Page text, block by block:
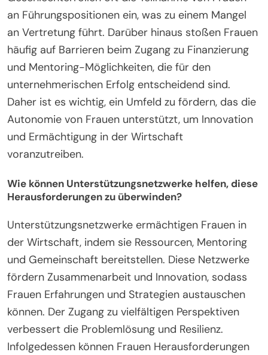
an Führungspositionen ein, was zu einem Mangel
an Vertretung führt. Darüber hinaus stoßen Frauen
häufig auf Barrieren beim Zugang zu Finanzierung
und Mentoring-Möglichkeiten, die für den
unternehmerischen Erfolg entscheidend sind.
Daher ist es wichtig, ein Umfeld zu fördern, das die
Autonomie von Frauen unterstützt, um Innovation
und Ermächtigung in der Wirtschaft
voranzutreiben.
Wie können Unterstützungsnetzwerke helfen, diese
Herausforderungen zu überwinden?
Unterstützungsnetzwerke ermächtigen Frauen in
der Wirtschaft, indem sie Ressourcen, Mentoring
und Gemeinschaft bereitstellen. Diese Netzwerke
fördern Zusammenarbeit und Innovation, sodass
Frauen Erfahrungen und Strategien austauschen
können. Der Zugang zu vielfältigen Perspektiven
verbessert die Problemlösung und Resilienz.
Infolgedessen können Frauen Herausforderungen